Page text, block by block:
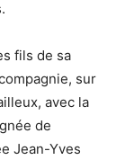
fils de sa
sur
avec la
de
Jean-Yves